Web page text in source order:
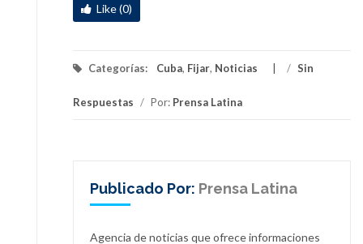
Like (0)
Categorías: Cuba, Fijar, Noticias / Sin
Respuestas / Por: Prensa Latina
Publicado Por: Prensa Latina
Agencia de noticias que ofrece informaciones